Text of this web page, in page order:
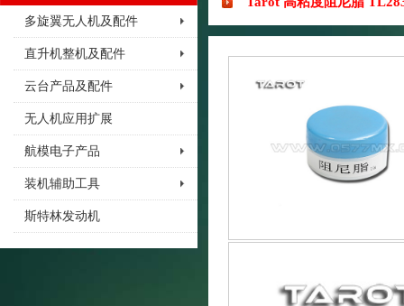
多旋翼无人机及配件
直升机整机及配件
云台产品及配件
无人机应用扩展
航模电子产品
装机辅助工具
斯特林发动机